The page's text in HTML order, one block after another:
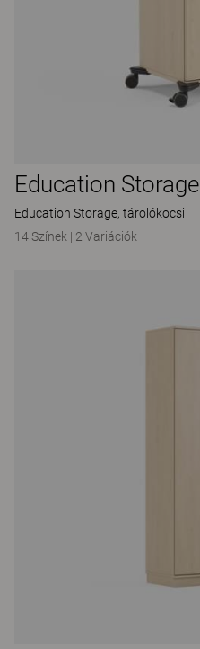
Education Storage
Education Storage, tárolókocsi
14 Színek | 2 Variációk